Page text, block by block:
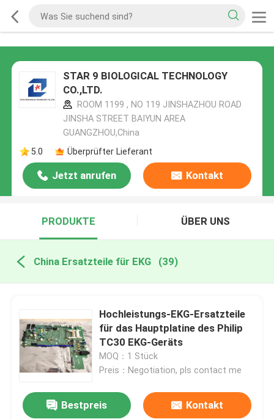
STAR 9 BIOLOGICAL TECHNOLOGY
CO.,LTD.
ROOM 1199 , NO 119 JINSHAZHOU ROAD
JINSHA STREET BAIYUN AREA
GUANGZHOU,China
5.0
Überprüfter Lieferant
Jetzt anrufen Kontakt
PRODUKTE ÜBER UNS
China Ersatzteile für EKG (39)
Hochleistungs-EKG-Ersatzteile
für das Hauptplatine des Philip
TC30 EKG-Geräts
MOQ：1 Stück
Preis：Negotiation, pls contact me
Bestpreis Kontakt